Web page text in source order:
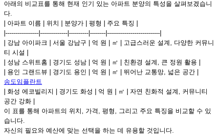
아래의 비교표를 통해 현재 인기 있는 아파트 분양의 특성을 살펴보겠습니
다.
| 아파트 이름 | 위치 | 분양가 | 평형 | 주요 특징 |
|-----------------|--------------|----------|--------|---------------------------|
| 강남 아이파크 | 서울 강남구 | 억 원 | ㎡ | 고급스러운 설계, 다양한 커뮤니
티 시설 |
| 성남 스위트홈 | 경기도 성남 | 억 원 | ㎡ | 친환경 설계, 큰 정원 활용 |
| 용인 그랜드뷰 | 경기도 용인 | 억 원 | ㎡ | 뛰어난 교통망, 넓은 공간 |
송도임플란트
| 화성 에코빌리지 | 경기도 화성 | 억 원 | ㎡ | 자연 친화적 설계, 커뮤니티
공간 강화 |
이 표를 통해 아파트의 위치, 가격, 평형, 그리고 주요 특징을 비교할 수 있
습니다.
자신의 필요와 예산에 맞는 선택을 하는 데 유용할 것입니다.